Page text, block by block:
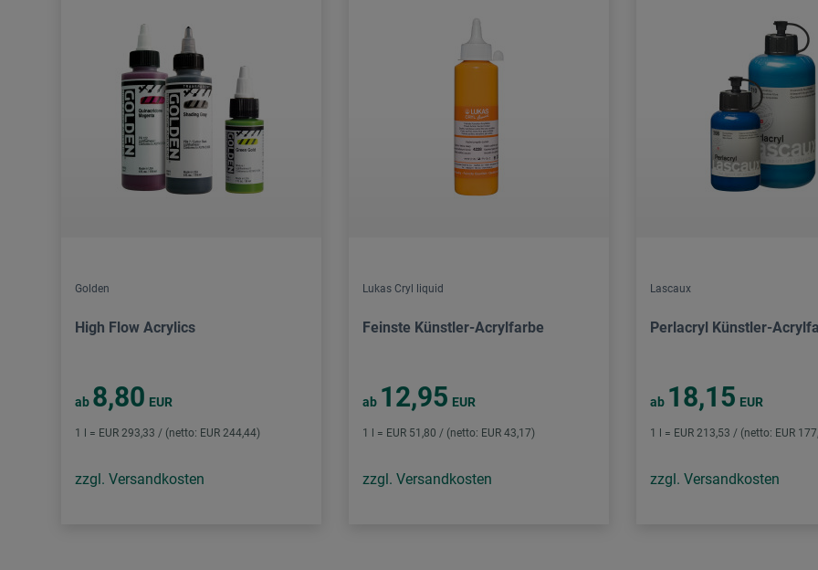
Golden
High Flow Acrylics
ab 8,80 EUR
1 l = EUR 293,33 / (netto: EUR 244,44)
zzgl. Versandkosten
Lukas Cryl liquid
Feinste Künstler-Acrylfarbe
ab 12,95 EUR
1 l = EUR 51,80 / (netto: EUR 43,17)
zzgl. Versandkosten
Lascaux
Perlacryl Künstler-
ab 18,15 EUR
1 l = EUR 213,53 / (netto: EUR
zzgl. Versandkosten